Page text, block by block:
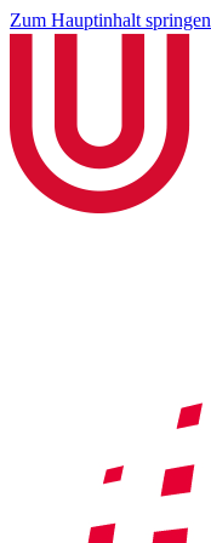
Zum Hauptinhalt springen